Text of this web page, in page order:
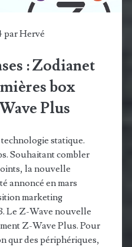
parHervé
: Zodianet
box
Plus
statique.
Souhaitant combler
la nouvelle
annoncé en mars
marketing
Le Z-Wave nouvelle
Z-Wave Plus. Pour
qur des périphériques,